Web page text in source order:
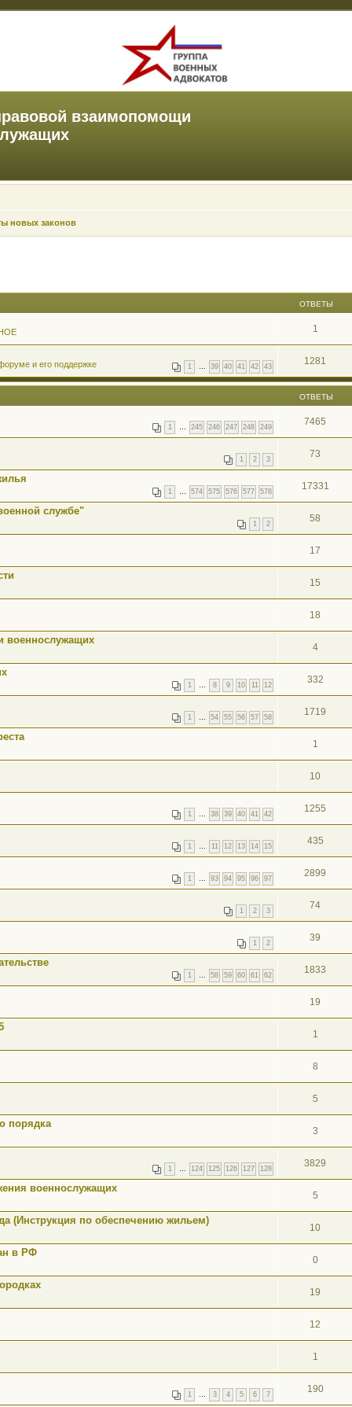
взаимопомощи
новых законов
ОТВЕТЫ
1
1 … 39 40 41 42 43
и его поддержке 1281
ОТВЕТЫ
1 … 245 246 247 248 249 7465
1 2 3 73
1 … 574 575 576 577 578 17331
службе"
1 2 58
17
15
18
военнослужащих
4
1 … 8 9 10 11 12 332
1 … 54 55 56 57 58 1719
1
10
1 … 38 39 40 41 42 1255
1 … 11 12 13 14 15 435
1 … 93 94 95 96 97 2899
1 2 3 74
1 2 39
1 … 58 59 60 61 62 1833
19
1
8
5
порядка
3
1 … 124 125 126 127 128 3829
военнослужащих
5
(Инструкция по обеспечению жильем)
10
в РФ
0
19
12
1
1 … 3 4 5 6 7 190